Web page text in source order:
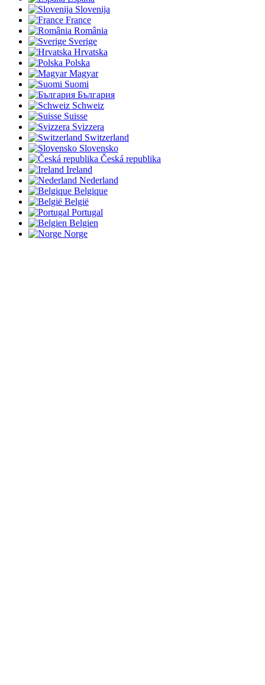
Slovenija
France
România
Sverige
Hrvatska
Polska
Magyar
Suomi
България
Schweiz
Suisse
Svizzera
Switzerland
Slovensko
Česká republika
Ireland
Nederland
Belgique
België
Portugal
Belgien
Norge